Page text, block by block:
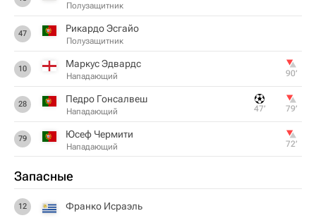
Полузащитник
47 Рикардо Эсгайо
Полузащитник
10 Маркус Эдвардс
Нападающий 90‎’‎
28 Педро Гонсалвеш
Нападающий 47‎’‎ 79‎’‎
79 Юсеф Чермити
Нападающий 72‎’‎
Запасные
12 Франко Исраэль